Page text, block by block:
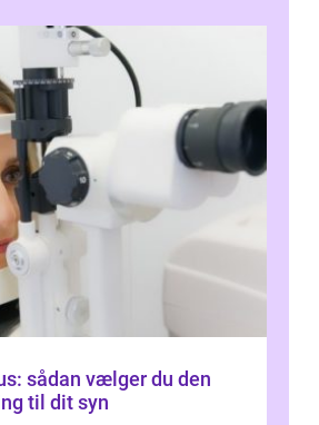
sådan vælger du den
til dit syn